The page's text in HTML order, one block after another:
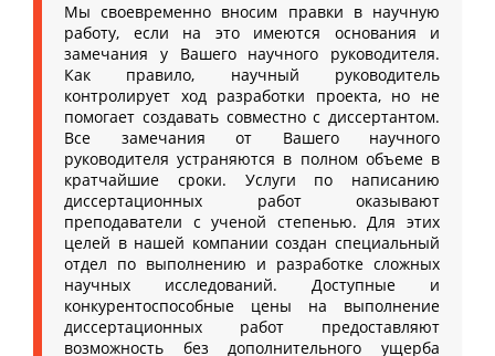
Мы своевременно вносим правки в научную
работу, если на это имеются основания и
замечания у Вашего научного руководителя.
Как правило, научный руководитель
контролирует ход разработки проекта, но не
помогает создавать совместно с диссертантом.
Все замечания от Вашего научного
руководителя устраняются в полном объеме в
кратчайшие сроки. Услуги по написанию
диссертационных работ оказывают
преподаватели с ученой степенью. Для этих
целей в нашей компании создан специальный
отдел по выполнению и разработке сложных
научных исследований. Доступные и
конкурентоспособные цены на выполнение
диссертационных работ предоставляют
возможность без дополнительного ущерба